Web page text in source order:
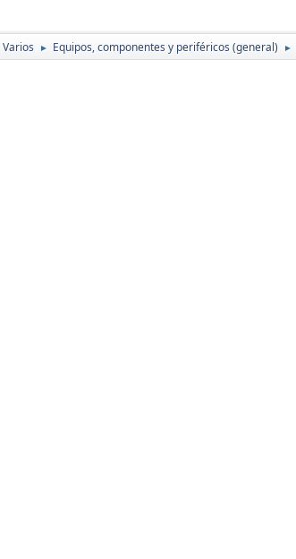
Varios ► Equipos, componentes y periféricos (general) ►